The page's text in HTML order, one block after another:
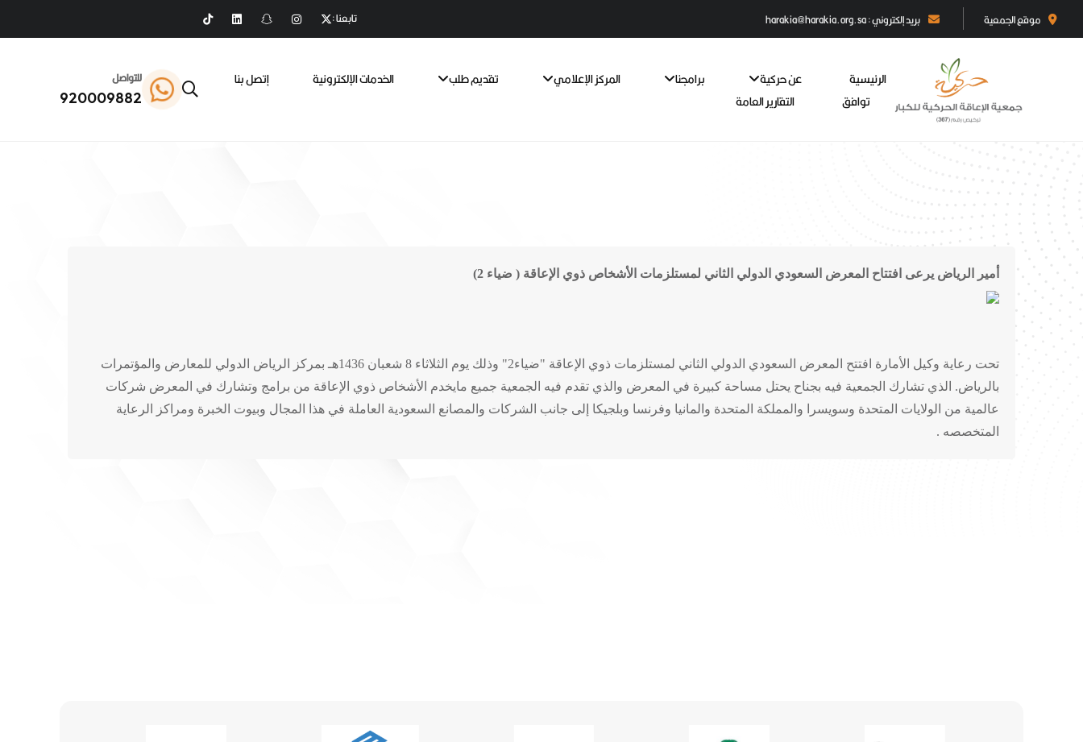
موقع الجمعية بريد إلكتروني : harakia@harakia.org.sa تابعنا :
الرئيسية عن حركية برامجنا المركز الإعلامي تقديم طلب الخدمات الإلكترونية
إتصل بنا
توافق
التقارير العامة
للتواصل
920009882
أمير الرياض يرعى افتتاح المعرض السعودي الدولي الثاني لمستلزمات الأشخاص ذوي الإعاقة ( ضياء 2)
تحت رعاية وكيل الأمارة افتتح المعرض السعودي الدولي الثاني لمستلزمات ذوي الإعاقة "ضياء2" وذلك يوم الثلاثاء 8 شعبان 1436هـ بمركز الرياض الدولي للمعارض والمؤتمرات
بالرياض. الذي تشارك الجمعية فيه بجناح يحتل مساحة كبيرة في المعرض والذي تقدم فيه الجمعية جميع مايخدم الأشخاص ذوي الإعاقة من برامج وتشارك في المعرض شركات
عالمية من الولايات المتحدة وسويسرا والمملكة المتحدة والمانيا وفرنسا وبلجيكا إلى جانب الشركات والمصانع السعودية العاملة في هذا المجال وبيوت الخبرة ومراكز الرعاية
المتخصصه .